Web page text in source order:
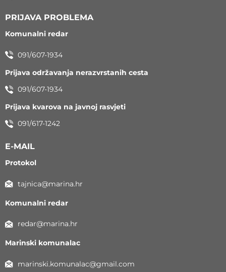
PRIJAVA PROBLEMA
Komunalni redar
091/607-1934
Prijava održavanja nerazvrstanih cesta
091/607-1934
Prijava kvarova na javnoj rasvjeti
091/617-1242
E-MAIL
Protokol
tajnica@marina.hr
Komunalni redar
redar@marina.hr
Marinski komunalac
marinski.komunalac@gmail.com